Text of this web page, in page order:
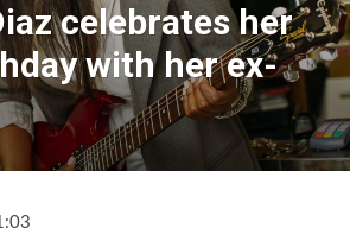
celebrates her
with her ex-